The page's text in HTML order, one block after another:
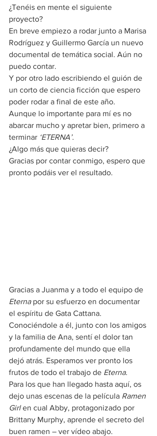
¿Tenéis en mente el siguiente
proyecto?
En breve empiezo a rodar junto a Marisa
Rodríguez y Guillermo García un nuevo
documental de temática social. Aún no
puedo contar.
Y por otro lado escribiendo el guión de
un corto de ciencia ficción que espero
poder rodar a final de este año.
Aunque lo importante para mí es no
abarcar mucho y apretar bien, primero a
terminar ‘ETERNA’.
¿Algo más que quieras decir?
Gracias por contar conmigo, espero que
pronto podáis ver el resultado.
Gracias a Juanma y a todo el equipo de
Eterna por su esfuerzo en documentar
el espíritu de Gata Cattana.
Conociéndole a él, junto con los amigos
y la familia de Ana, sentí el dolor tan
profundamente del mundo que ella
dejó atrás. Esperamos ver pronto los
frutos de todo el trabajo de Eterna.
Para los que han llegado hasta aquí, os
dejo unas escenas de la película Ramen
Girl en cual Abby, protagonizado por
Brittany Murphy, aprende el secreto del
buen ramen – ver vídeo abajo.